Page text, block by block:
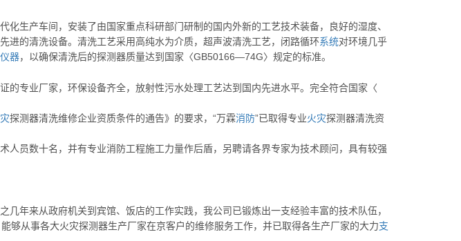
化生产车间，安装了由国家重点科研部门研制的国内外新的工艺技术装备，良好的湿度、
进的清洗设备。清洗工艺采用高纯水为介质，超声波清洗工艺，闭路循环系统对环境几乎
仪器，以确保清洗后的探测器质量达到国家〈GB50166—74G〉规定的标准。
的专业厂家，环保设备齐全，放射性污水处理工艺达到国内先进水平。完全符合国家〈
探测器清洗维修企业资质条件的通告》的要求，“万霖消防”已取得专业火灾探测器清洗资
人员数十名，并有专业消防工程施工力量作后盾，另聘请各界专家为技术顾问，具有较强
几年来从政府机关到宾馆、饭店的工作实践，我公司已锻炼出一支经验丰富的技术队伍，
够从事各大火灾探测器生产厂家在京客户的维修服务工作，并已取得各生产厂家的大力支